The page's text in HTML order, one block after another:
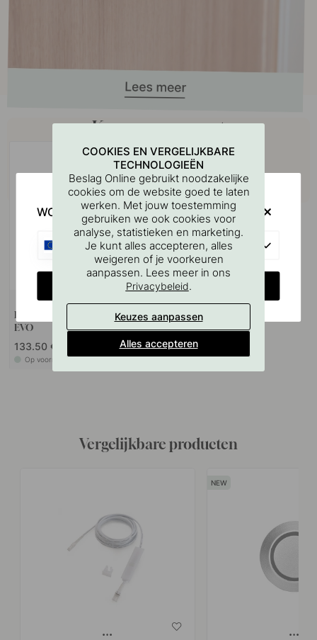
Koop samen met
LED-Strip Flexyled SHEP6B
EVO
133.50 €
Op voorraad
Vergelijkbare producten
COOKIES EN VERGELIJKBARE
TECHNOLOGIEËN
Beslag Online gebruikt noodzakelijke
cookies om de website goed te laten
werken. Met jouw toestemming
gebruiken we ook cookies voor
analyse, statistieken en marketing.
Je kunt alles accepteren, alles
weigeren of je voorkeuren
aanpassen. Lees meer in ons
Privacybeleid.
Keuzes aanpassen
Alles accepteren
WOULD YOU RATHER VISIT?
CHANGE COUNTRY